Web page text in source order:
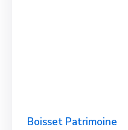
Boisset Patrimoine